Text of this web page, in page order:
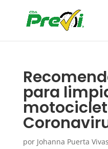
para
por Johanna Puerta Vivas